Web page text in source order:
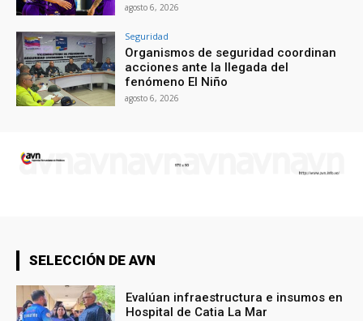
agosto 6, 2026
Seguridad
Organismos de seguridad coordinan
acciones ante la llegada del
fenómeno El Niño
agosto 6, 2026
SELECCIÓN DE AVN
Evalúan infraestructura e insumos en
Hospital de Catia La Mar